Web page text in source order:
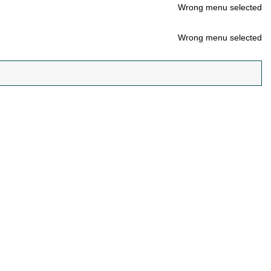
Wrong menu selected
Wrong menu selected